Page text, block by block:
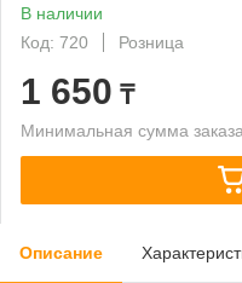
В наличии
Код: 720
Розница
1 650 ₸
Минимальная сумма
Описание